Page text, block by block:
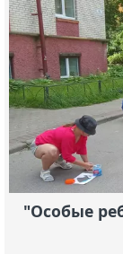
"Особые